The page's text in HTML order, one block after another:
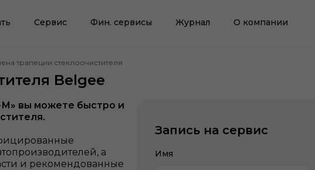
Сервис Фин. сервисы Журнал О компании
трапеции стеклоочистителя
Belgee
М» вы можете быстро и
а
и рекомендованные
Запись на сервис
Имя